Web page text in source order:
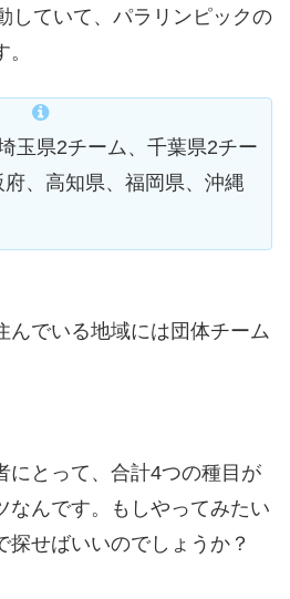
していて、パラリンピックの
玉県2チーム、千葉県2チー
、高知県、福岡県、沖縄
んでいる地域には団体チーム
にとって、合計4つの種目が
なんです。もしやってみたい
探せばいいのでしょうか？